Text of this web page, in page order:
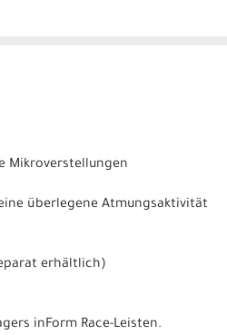
Mikroverstellungen
überlegene Atmungsaktivität
erhältlich)
inForm Race-Leisten.